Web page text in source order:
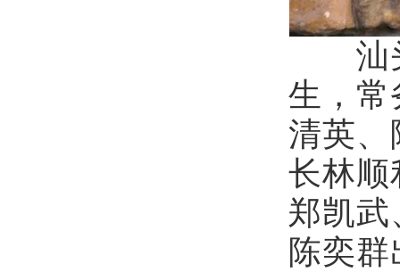
汕头
生，常
清英、
长林顺
郑凯武
陈奕